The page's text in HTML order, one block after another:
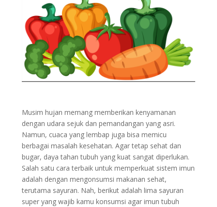
Musim hujan memang memberikan kenyamanan
dengan udara sejuk dan pemandangan yang asri.
Namun, cuaca yang lembap juga bisa memicu
berbagai masalah kesehatan. Agar tetap sehat dan
bugar, daya tahan tubuh yang kuat sangat diperlukan.
Salah satu cara terbaik untuk memperkuat sistem imun
adalah dengan mengonsumsi makanan sehat,
terutama sayuran. Nah, berikut adalah lima sayuran
super yang wajib kamu konsumsi agar imun tubuh